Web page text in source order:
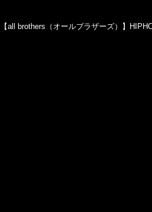
【all brothers（オールブラザーズ）】